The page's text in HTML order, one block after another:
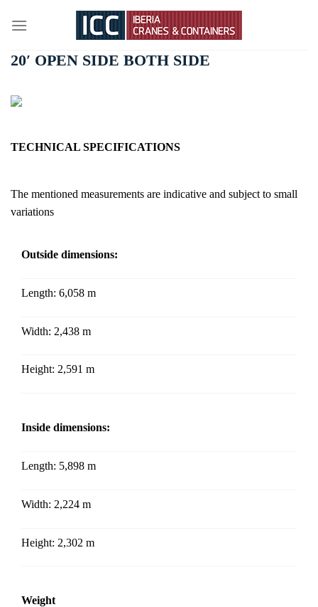
20′ OPEN SIDE BOTH SIDE
TECHNICAL SPECIFICATIONS
The mentioned measurements are indicative and subject to small
variations
Outside dimensions:
Length: 6,058 m
Width: 2,438 m
Height: 2,591 m
Inside dimensions:
Length: 5,898 m
Width: 2,224 m
Height: 2,302 m
Weight